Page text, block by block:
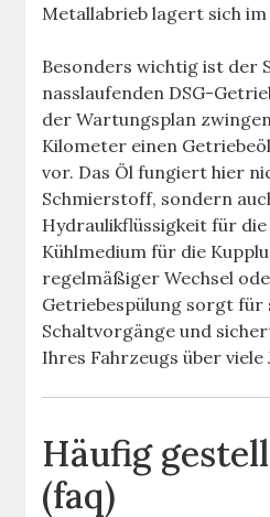
Metallabrieb lagert sich im
Besonders wichtig ist der
nasslaufenden DSG-
der Wartungsplan
Kilometer einen
vor. Das Öl fungiert hier
Schmierstoff, sondern
Hydraulikflüssigkeit für
Kühlmedium für die
regelmäßiger Wechsel
Getriebespülung sorgt für
Schaltvorgänge und
Ihres Fahrzeugs über viele
Häufig
(faq)